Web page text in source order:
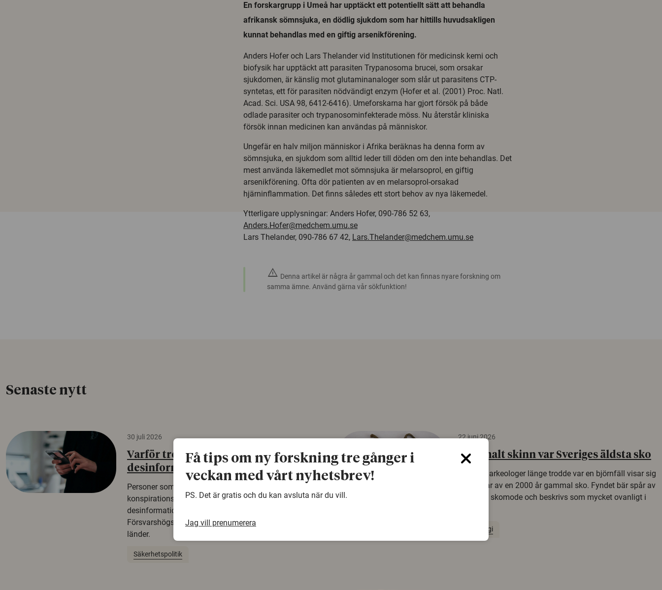
En forskargrupp i Umeå har upptäckt ett potentiellt sätt att behandla
afrikansk sömnsjuka, en dödlig sjukdom som har hittills huvudsakligen
kunnat behandlas med en giftig arsenikförening.
Anders Hofer och Lars Thelander vid Institutionen för medicinsk kemi och
biofysik har upptäckt att parasiten Trypanosoma brucei, som orsakar
sjukdomen, är känslig mot glutaminanaloger som slår ut parasitens CTP-
syntetas, ett för parasiten nödvändigt enzym (Hofer et al. (2001) Proc. Natl.
Acad. Sci. USA 98, 6412-6416). Umeforskarna har gjort försök på både
odlade parasiter och trypanosominfekterade möss. Nu återstår kliniska
försök innan medicinen kan användas på människor.
Ungefär en halv miljon människor i Afrika beräknas ha denna form av
sömnsjuka, en sjukdom som alltid leder till döden om den inte behandlas. Det
mest använda läkemedlet mot sömnsjuka är melarsoprol, en giftig
arsenikförening. Ofta dör patienten av en melarsoprol-orsakad
hjärninflammation. Det finns således ett stort behov av nya läkemedel.
Ytterligare upplysningar: Anders Hofer, 090-786 52 63,
Anders.Hofer@medchem.umu.se
Lars Thelander, 090-786 67 42, Lars.Thelander@medchem.umu.se
warning Denna artikel är några år gammal och det kan finnas nyare forskning om
samma ämne. Använd gärna vår sökfunktion!
Senaste nytt
30 juli 2026
Varför tror vissa på rysk
desinformation?
Personer som är mer benägna att tro på
konspirationsteorier är ofta mer mottagliga för rysk
desinformation. Det visar en studie från
Försvarshögskolan med deltagare i fyra europeiska
länder.
Säkerhetspolitik
22 juni 2026
Gammalt skinn var Sveriges äldsta sko
Det som arkeologer länge trodde var en björnfäll visar sig
vara delar av en 2000 år gammal sko. Fyndet bär spår av
romerskt skomode och beskrivs som mycket ovanligt i
Arkeologi
Få tips om ny forskning tre gånger i
veckan med vårt nyhetsbrev!
PS. Det är gratis och du kan avsluta när du vill.
Jag vill prenumerera